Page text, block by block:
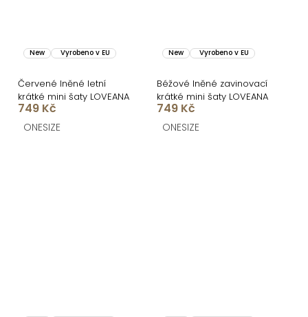
New Vyrobeno v EU
Červené lněné letní
krátké mini šaty LOVEANA
749 Kč
ONESIZE
New Vyrobeno v EU
Béžové lněné zavinovací
krátké mini šaty LOVEANA
749 Kč
ONESIZE